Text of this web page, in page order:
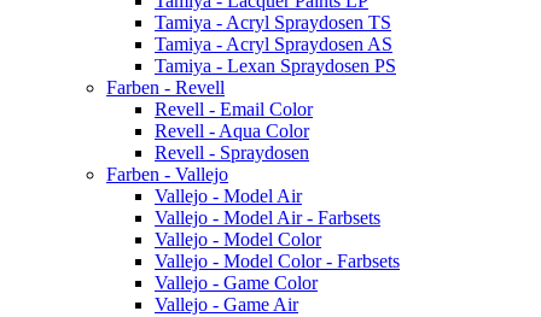
Tamiya - Acryl Spraydosen TS
Tamiya - Acryl Spraydosen AS
Tamiya - Lexan Spraydosen PS
Farben - Revell
Revell - Email Color
Revell - Aqua Color
Revell - Spraydosen
Farben - Vallejo
Vallejo - Model Air
Vallejo - Model Air - Farbsets
Vallejo - Model Color
Vallejo - Model Color - Farbsets
Vallejo - Game Color
Vallejo - Game Air